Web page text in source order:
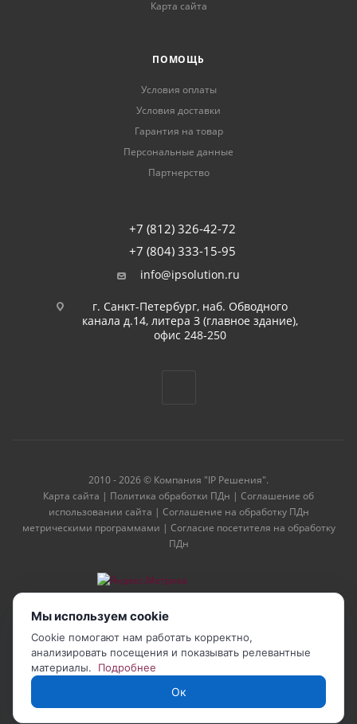
Карта сайта
ПОМОЩЬ
Условия оплаты
Условия доставки
Гарантия на товар
Персональные данные
Партнерство
+7 (812) 326-42-72
+7 (804) 333-15-95
info@ipsolution.ru
г. Санкт-Петербург, наб. Обводного
канала д.14, литера З (главное здание),
офис 248-250
2010 - 2026 © Компания "IP Решения".
Карта сайта | Политика обработки ПДн | Соглашение об
использовании сайта | Соглашение на обработку ПДн
метрическими программами | Согласие посетителя на обработку
ПДн
Мы используем cookie
Cookie помогают нам работать корректно,
анализировать посещения и показывать релевантные
материалы.
Подробнее
Ок